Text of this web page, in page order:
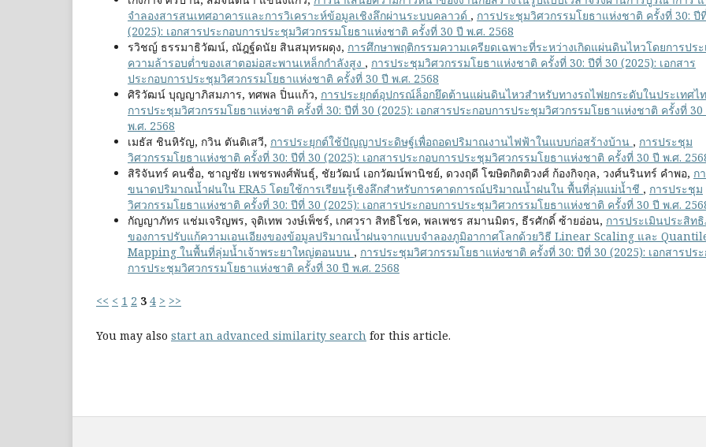
จำลองสารสนเทศอาคารและการวิเคราะห์ข้อมูลเชิงลึกผ่านระบบคลาวด์ , การประชุมวิศวกรรมโยธาแห่งชาติ ครั้งที่ 30: ปี
(2025): เอกสารประกอบการประชุมวิศวกรรมโยธาแห่งชาติ ครั้งที่ 30 ปี พ.ศ. 2568
รวิชญ์ ธรรมาธิวัฒน์, ณัฎฐ์ดนัย สินสมุทรผดุง, การศึกษาพฤติกรรมความเครียดเฉพาะที่ระหว่างเกิดแผ่นดินไหวโดยการปร
ความล้ารอบต่ำของเสาตอม่อสะพานเหล็กกำลังสูง , การประชุมวิศวกรรมโยธาแห่งชาติ ครั้งที่ 30: ปีที่ 30 (2025): เอกสาร
ประกอบการประชุมวิศวกรรมโยธาแห่งชาติ ครั้งที่ 30 ปี พ.ศ. 2568
ศิริวัฒน์ บุญญาภิสมภาร, ทศพล ปิ่นแก้ว, การประยุกต์อุปกรณ์ล็อกยึดต้านแผ่นดินไหวสำหรับทางรถไฟยกระดับในประเทศไ
การประชุมวิศวกรรมโยธาแห่งชาติ ครั้งที่ 30: ปีที่ 30 (2025): เอกสารประกอบการประชุมวิศวกรรมโยธาแห่งชาติ ครั้งที่ 30
พ.ศ. 2568
เมธัส ชินหิรัญ, กวิน ตันติเสวี, การประยุกต์ใช้ปัญญาประดิษฐ์เพื่อถอดปริมาณงานไฟฟ้าในแบบก่อสร้างบ้าน , การประชุม
วิศวกรรมโยธาแห่งชาติ ครั้งที่ 30: ปีที่ 30 (2025): เอกสารประกอบการประชุมวิศวกรรมโยธาแห่งชาติ ครั้งที่ 30 ปี พ.ศ.
สิริจันทร์ คนซื่อ, ชาญชัย เพชรพงศ์พันธุ์, ชัยวัฒน์ เอกวัฒน์พานิชย์, ดวงฤดี โฆษิตกิตติวงศ์ ก้องกิจกุล, วงศ์นรินทร์ คำพอ, ก
ขนาดปริมาณน้ำฝนใน ERA5 โดยใช้การเรียนรู้เชิงลึกสำหรับการคาดการณ์ปริมาณน้ำฝนใน พื้นที่ลุ่มแม่น้ำชี , การประชุม
วิศวกรรมโยธาแห่งชาติ ครั้งที่ 30: ปีที่ 30 (2025): เอกสารประกอบการประชุมวิศวกรรมโยธาแห่งชาติ ครั้งที่ 30 ปี พ.ศ.
กัญญาภัทร แช่มเจริญพร, จุติเทพ วงษ์เพ็ชร์, เกศวรา สิทธิโชค, พลเพชร สมานมิตร, ธีรศักดิ์ ซ้ายอ่อน, การประเมินประสิท
ของการปรับแก้ความเอนเอียงของข้อมูลปริมาณน้ำฝนจากแบบจำลองภูมิอากาศโลกด้วยวิธี Linear Scaling และ
Mapping ในพื้นที่ลุ่มน้ำเจ้าพระยาใหญ่ตอนบน , การประชุมวิศวกรรมโยธาแห่งชาติ ครั้งที่ 30: ปีที่ 30 (2025): เอกสารปร
การประชุมวิศวกรรมโยธาแห่งชาติ ครั้งที่ 30 ปี พ.ศ. 2568
<< < 1 2 3 4 > >>
You may also start an advanced similarity search for this article.